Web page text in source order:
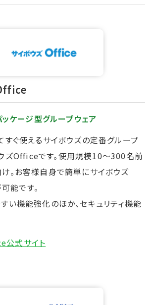
ッケージ型グループウェア
すぐ使えるサイボウズの定番グループ
ズOfficeです。使用規模10～300名前
。お客様自身で簡単にサイボウズ
能です。
い機能強化のほか、セキュリティ機能
公式サイト